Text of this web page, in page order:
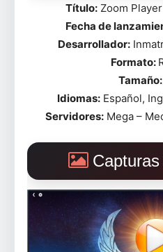
Título: Zoom
Fecha de
Desarrollador:
Formato:
Tamaño:
Idiomas:Español,
Servidores:Mega –